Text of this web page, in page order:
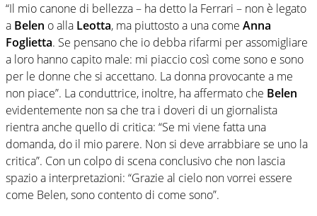
“Il mio canone di bellezza – ha detto la Ferrari – non è legato
a Belen o alla Leotta, ma piuttosto a una come Anna
Foglietta. Se pensano che io debba rifarmi per assomigliare
a loro hanno capito male: mi piaccio così come sono e sono
per le donne che si accettano. La donna provocante a me
non piace”. La conduttrice, inoltre, ha affermato che Belen
evidentemente non sa che tra i doveri di un giornalista
rientra anche quello di critica: “Se mi viene fatta una
domanda, do il mio parere. Non si deve arrabbiare se uno la
critica”. Con un colpo di scena conclusivo che non lascia
spazio a interpretazioni: “Grazie al cielo non vorrei essere
come Belen, sono contento di come sono”.